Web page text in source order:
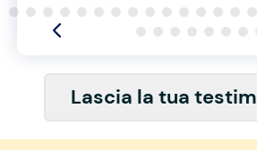
Lascia la tua